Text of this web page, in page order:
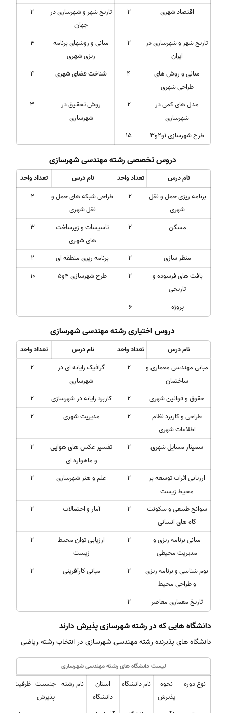
اقتصاد شهری
2
تاریخ شهر و شهرسازی در
جهان
2
تاریخ شهر و شهرسازی در
ایران
2
مبانی و روشهای برنامه
ریزی شهری
4
مبانی و روش های
طراحی شهری
4 شناخت فضای شهری 4
مدل های کمی در
شهرسازی
2
روش تحقیق در
شهرسازی
3
طرح شهرسازی 1و2و3 15
دروس تخصصی رشته مهندسی شهرسازی
نام درس تعداد واحد نام درس
تعداد واحد
برنامه ریزی حمل و نقل
شهری
2
طراحی شبکه های حمل و
نقل شهری
2
مسکن 2
تاسیسات و زیرساخت
های شهری
3
منظر سازی 2 برنامه ریزی منطقه ای
2
بافت های فرسوده و
تاریخی
2 طرح شهرسازی 4و5 10
پروژه 6
دروس اختیاری رشته مهندسی شهرسازی
نام درس تعداد واحد نام درس
تعداد واحد
مبانی مهندسی معماری و
ساختمان
2
گرافیک رایانه ای در
شهرسازی
2
حقوق و قوانین شهری 2 کاربرد رایانه در شهرسازی
2
طراحی و کاربرد نظام
اطلاعات شهری
2 مدیریت شهری 2
سمینار مسایل شهری 2
تفسیر عکس های هوایی
و ماهواره ای
2
ارزیابی اثرات توسعه بر
محیط زیست
2 علم و هنر شهرسازی 2
سوانح طبیعی و سکونت
گاه های انسانی
2 آمار و احتمالات 2
مبانی برنامه ریزی و
مدیریت محیطی
2
ارزیابی توان محیط
زیست
2
بوم شناسی و برنامه ریزی
و طراحی محیط
2 مبانی کارآفرینی 2
تاریخ معماری معاصر 2
دانشگاه هایی که در رشته شهرسازی پذیرش دارند
دانشگاه های پذیرنده رشته مهندسی شهرسازی در انتخاب رشته ریاضی
لیست دانشگاه های رشته مهندسی شهرسازی
نوع دوره
نحوه
پذیرش
نام دانشگاه
استان
دانشگاه
نام رشته جنسیت
پذیرش
ظرفیت